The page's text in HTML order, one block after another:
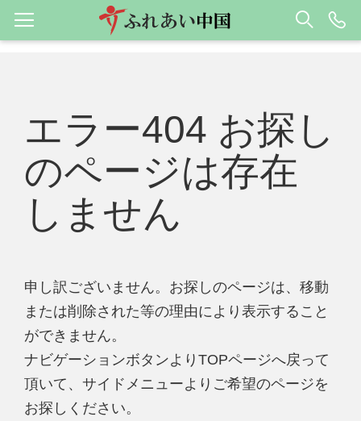
エラー404 お探し
のページは存在
しません
申し訳ございません。お探しのページは、移動
または削除された等の理由により表示すること
ができません。
ナビゲーションボタンよりTOPページへ戻って
頂いて、サイドメニューよりご希望のページを
お探しください。